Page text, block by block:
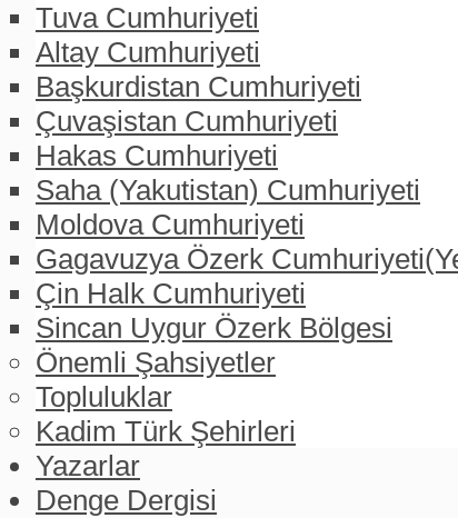
Tuva Cumhuriyeti
Altay Cumhuriyeti
Başkurdistan Cumhuriyeti
Çuvaşistan Cumhuriyeti
Hakas Cumhuriyeti
Saha (Yakutistan) Cumhuriyeti
Moldova Cumhuriyeti
Gagavuzya Özerk
Çin Halk Cumhuriyeti
Sincan Uygur Özerk Bölgesi
Önemli Şahsiyetler
Topluluklar
Kadim Türk Şehirleri
Yazarlar
Denge Dergisi